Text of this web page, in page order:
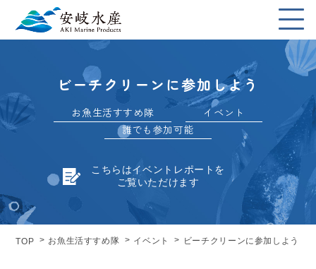
ビーチクリーンに参加しよう
お魚生活すすめ隊
イベント
誰でも参加可能
こちらはイベントレポートを
ご覧いただけます
TOP お魚生活すすめ隊 イベント ビーチクリーンに参加しよう